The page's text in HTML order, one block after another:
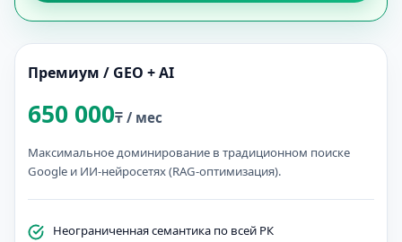
Премиум / GEO + AI
650 000₸ / мес
Максимальное доминирование в традиционном поиске
Google и ИИ-нейросетях (RAG-оптимизация).
Неограниченная семантика по всей РК